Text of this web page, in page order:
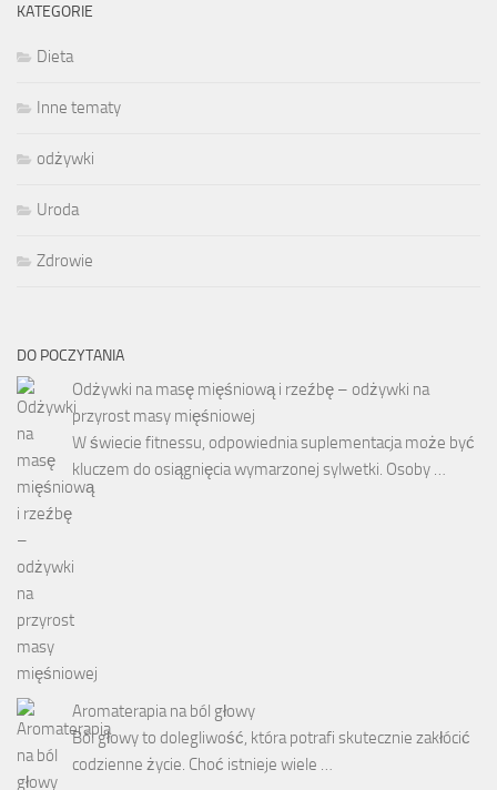
KATEGORIE
Dieta
Inne tematy
odżywki
Uroda
Zdrowie
DO POCZYTANIA
Odżywki na masę mięśniową i rzeźbę – odżywki na
przyrost masy mięśniowej
W świecie fitnessu, odpowiednia suplementacja może być
kluczem do osiągnięcia wymarzonej sylwetki. Osoby …
Aromaterapia na ból głowy
Ból głowy to dolegliwość, która potrafi skutecznie zakłócić
codzienne życie. Choć istnieje wiele …